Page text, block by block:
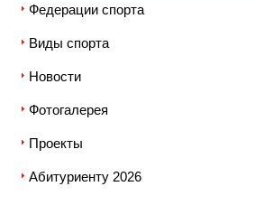
Федерации спорта
Виды спорта
Новости
Фотогалерея
Проекты
Абитуриенту 2026